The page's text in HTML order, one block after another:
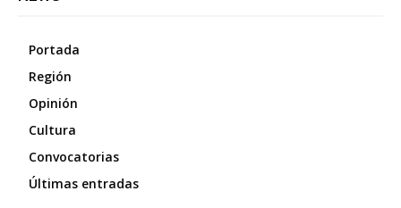
Portada
Región
Opinión
Cultura
Convocatorias
Últimas entradas